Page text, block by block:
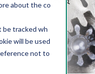
about the co
be tracked wh
will be used
not to